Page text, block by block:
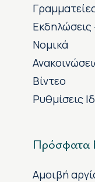
Εκδηλώσεις
Νομικά
Βίντεο
Ρυθμίσεις
Πρόσφατα
Αμοιβή